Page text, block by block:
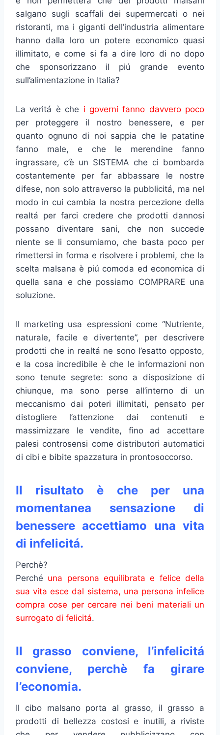
salgano sugli scaffali dei supermercati o nei
ristoranti, ma i giganti dell’industria alimentare
hanno dalla loro un potere economico quasi
illimitato, e come si fa a dire loro di no dopo
che sponsorizzano il piú grande evento
sull’alimentazione in Italia?
La veritá è che i governi fanno davvero poco
per proteggere il nostro benessere, e per
quanto ognuno di noi sappia che le patatine
fanno male, e che le merendine fanno
ingrassare, c’è un SISTEMA che ci bombarda
costantemente per far abbassare le nostre
difese, non solo attraverso la pubblicitá, ma nel
modo in cui cambia la nostra percezione della
realtá per farci credere che prodotti dannosi
possano diventare sani, che non succede
niente se li consumiamo, che basta poco per
rimettersi in forma e risolvere i problemi, che la
scelta malsana è piú comoda ed economica di
quella sana e che possiamo COMPRARE una
soluzione.
Il marketing usa espressioni come “Nutriente,
naturale, facile e divertente”, per descrivere
prodotti che in realtá ne sono l’esatto opposto,
e la cosa incredibile è che le informazioni non
sono tenute segrete: sono a disposizione di
chiunque, ma sono perse all’interno di un
meccanismo dai poteri illimitati, pensato per
distogliere l’attenzione dai contenuti e
massimizzare le vendite, fino ad accettare
palesi controsensi come distributori automatici
di cibi e bibite spazzatura in prontosoccorso.
Il risultato è che per una
momentanea sensazione di
benessere accettiamo una vita
di infelicitá.
Perchè?
Perché una persona equilibrata e felice della
sua vita esce dal sistema, una persona infelice
compra cose per cercare nei beni materiali un
surrogato di felicitá.
Il grasso conviene, l’infelicitá
conviene, perchè fa girare
l’economia.
Il cibo malsano porta al grasso, il grasso a
prodotti di bellezza costosi e inutili, a riviste